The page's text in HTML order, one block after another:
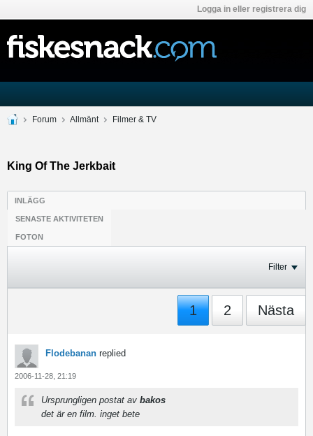
Logga in eller registrera dig
Forum Allmänt Filmer & TV
King Of The Jerkbait
INLÄGG
SENASTE AKTIVITETEN
FOTON
Filter
1 2 Nästa
Flodebanan replied
2006-11-28, 21:19
Ursprungligen postat av bakos
det är en film. inget bete